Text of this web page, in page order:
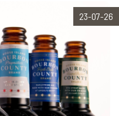
23-07-26